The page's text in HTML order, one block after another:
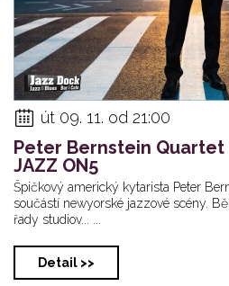
út 09. 11. od 21:00
Peter Bernstein Quartet
JAZZ ON5
Špičkový americký kytarista Peter
součástí newyorské jazzové scény.
řady studiov... ...
Detail >>